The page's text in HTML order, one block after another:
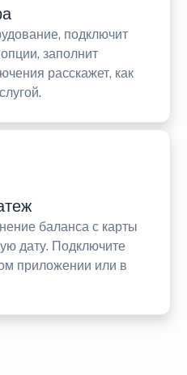
подключит
заполнит
расскажет, как
баланса с карты
дату. Подключите
приложении или в